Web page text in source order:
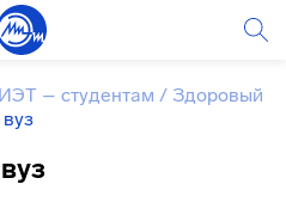
– студентам / Здоровый